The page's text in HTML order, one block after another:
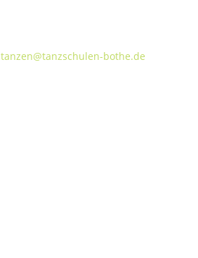
tanzen@tanzschulen-bothe.de